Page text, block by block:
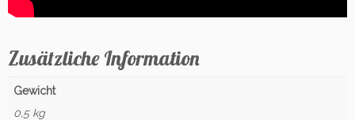
Zusätzliche Information
Gewicht
0,5 kg